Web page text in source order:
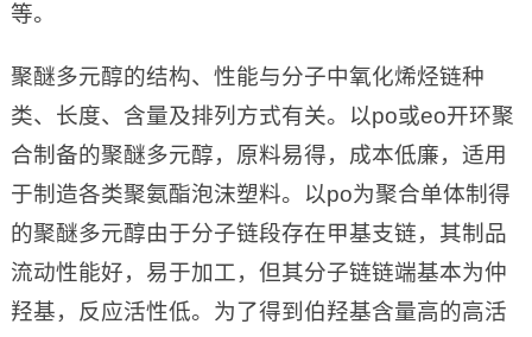
等。
聚醚多元醇的结构、性能与分子中氧化烯烃链种
类、长度、含量及排列方式有关。以po或eo开环聚
合制备的聚醚多元醇，原料易得，成本低廉，适用
于制造各类聚氨酯泡沫塑料。以po为聚合单体制得
的聚醚多元醇由于分子链段存在甲基支链，其制品
流动性能好，易于加工，但其分子链链端基本为仲
羟基，反应活性低。为了得到伯羟基含量高的高活